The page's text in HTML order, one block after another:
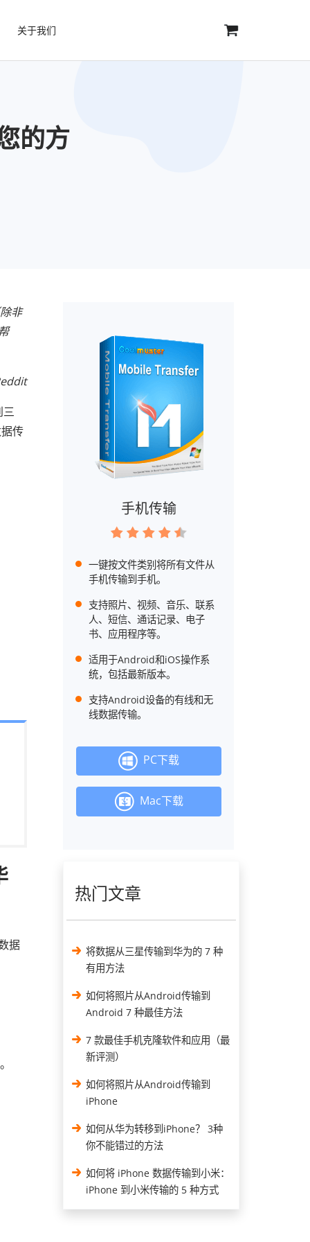
关于我们
的方
非
三
传
据
手机传输
一键按文件类别将所有文件从
手机传输到手机。
支持照片、视频、音乐、联系
人、短信、通话记录、电子
书、应用程序等。
适用于Android和iOS操作系
统，包括最新版本。
支持Android设备的有线和无
线数据传输。
PC下载
Mac下载
热门文章
将数据从三星传输到华为的 7 种
有用方法
如何将照片从Android传输到
Android 7 种最佳方法
7 款最佳手机克隆软件和应用（最
新评测）
如何将照片从Android传输到
iPhone
如何从华为转移到iPhone？ 3种
你不能错过的方法
如何将 iPhone 数据传输到小米：
iPhone 到小米传输的 5 种方式